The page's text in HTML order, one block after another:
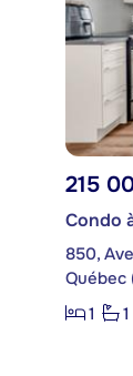
215
Condo
850,
Québec
1
1